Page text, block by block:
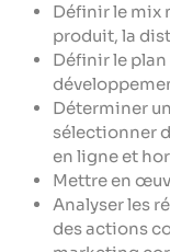
Définir le mix
produit, la
Définir le
Déterminer
sélectionner
en ligne et
Mettre en
Analyser les
des actions